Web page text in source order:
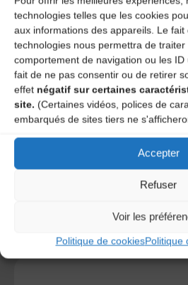
technologies telles que les cookies
aux informations des appareils. Le
technologies nous permettra de
comportement de navigation ou les
fait de ne pas consentir ou de retirer
effet négatif sur certaines
site. (Certaines vidéos, polices de
embarqués de sites tiers ne
Accepter
Refuser
Voir les
Politique de cookiesPolitique
Save my name, email, and site
time I post a comment.
savoir plus sur la façon dont les
commentaires sont traitées.